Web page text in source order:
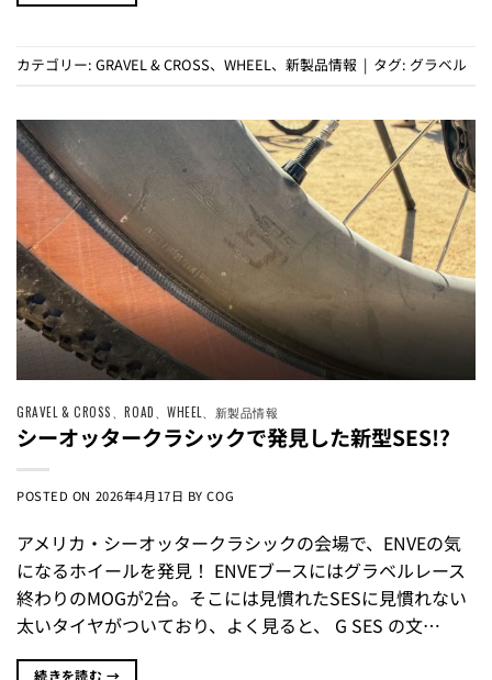
カテゴリー: GRAVEL & CROSS、 WHEEL、 新製品情報 | タグ: グラベル
GRAVEL & CROSS 、ROAD 、WHEEL 新製品情報
シーオッタークラシックで発見した新型SES!?
POSTED ON 2026年4月17日 BYCOG
アメリカ・シーオッタークラシックの会場で、ENVEの気
になるホイールを発見！ ENVEブースにはグラベルレース
終わりのMOGが2台。そこには見慣れたSESに見慣れない
太いタイヤがついており、よく見ると、 G SES の文…
続きを読む →